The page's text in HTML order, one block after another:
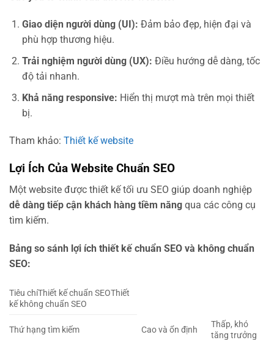
Giao diện người dùng (UI): Đảm bảo đẹp, hiện đại và
phù hợp thương hiệu.
Trải nghiệm người dùng (UX): Điều hướng dễ dàng, tốc
độ tải nhanh.
Khả năng responsive: Hiển thị mượt mà trên mọi thiết
bị.
Tham khảo: Thiết kế website
Lợi Ích Của Website Chuẩn SEO
Một website được thiết kế tối ưu SEO giúp doanh nghiệp
dễ dàng tiếp cận khách hàng tiềm năng qua các công cụ
tìm kiếm.
Bảng so sánh lợi ích thiết kế chuẩn SEO và không chuẩn
SEO:
Tiêu chíThiết kế chuẩn SEOThiết
kế không chuẩn SEO
Thứ hạng tìm kiếm Cao và ổn định
Thấp, khó
tăng trưởng